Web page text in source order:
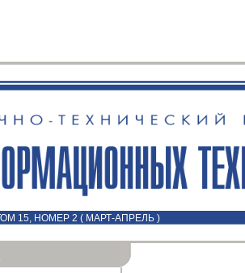
15, НОМЕР 2 ( МАРТ-АПРЕЛЬ )